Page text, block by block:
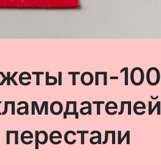
топ-100